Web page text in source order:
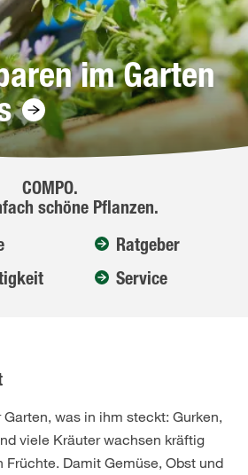
im Garten
COMPO.
schöne Pflanzen.
Ratgeber
Service
was in ihm steckt: Gurken,
viele Kräuter wachsen kräftig
Früchte. Damit Gemüse, Obst und